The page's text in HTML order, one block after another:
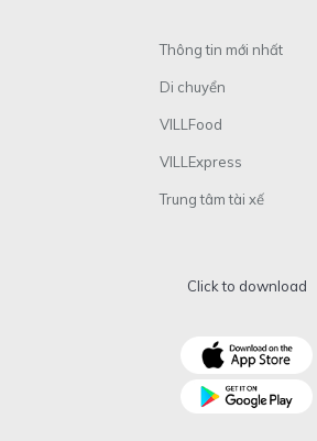
Thông tin mới nhất
Di chuyển
VILLFood
VILLExpress
Trung tâm tài xế
Click to download